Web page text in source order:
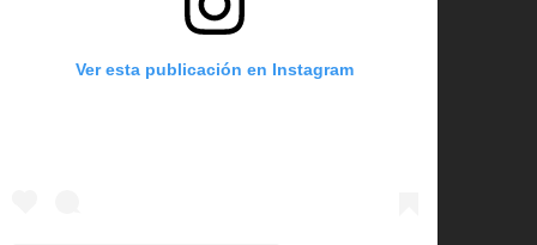
Ver esta publicación en Instagram